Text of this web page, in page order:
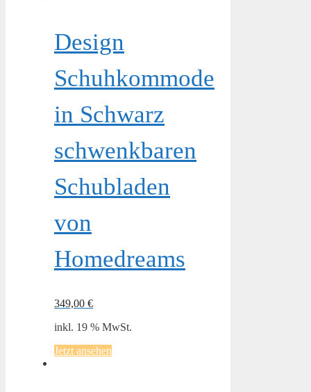
Design
Schuhkommode
in Schwarz
schwenkbaren
Schubladen
von
Homedreams
349,00 €
inkl. 19 % MwSt.
Jetzt ansehen